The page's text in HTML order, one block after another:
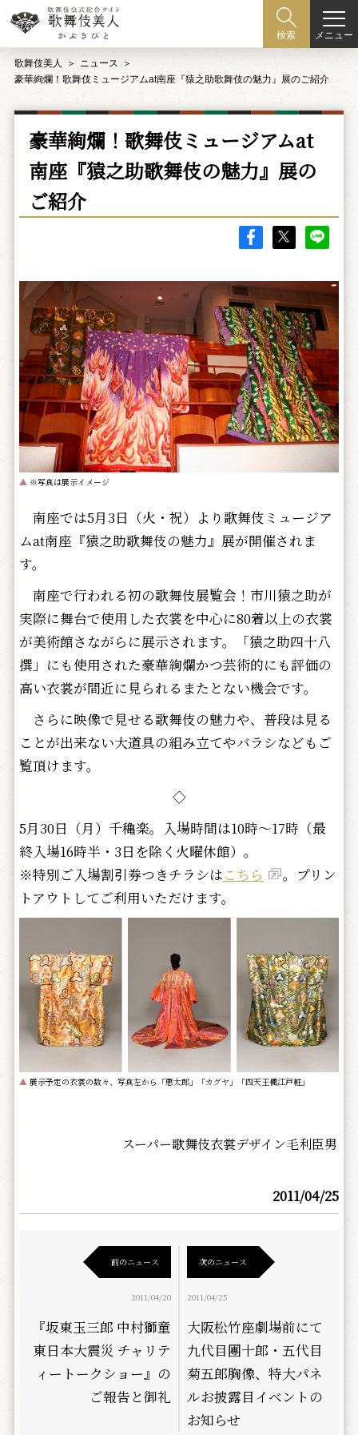
検索 メニュー
歌舞伎美人
ニュース
豪華絢爛！歌舞伎ミュージアムat南座『猿之助歌舞伎の魅力』展のご紹介
豪華絢爛！歌舞伎ミュージアムat
南座『猿之助歌舞伎の魅力』展の
ご紹介
▲ ※写真は展示イメージ
南座では5月3日（火・祝）より歌舞伎ミュージア
ムat南座『猿之助歌舞伎の魅力』展が開催されま
す。
南座で行われる初の歌舞伎展覧会！市川猿之助が
実際に舞台で使用した衣裳を中心に80着以上の衣裳
が美術館さながらに展示されます。「猿之助四十八
撰」にも使用された豪華絢爛かつ芸術的にも評価の
高い衣裳が間近に見られるまたとない機会です。
さらに映像で見せる歌舞伎の魅力や、普段は見る
ことが出来ない大道具の組み立てやバラシなどもご
覧頂けます。
◇
5月30日（月）千穐楽。入場時間は10時～17時（最
終入場16時半・3日を除く火曜休館）。
※特別ご入場割引券つきチラシはこちら
。プリン
トアウトしてご利用いただけます。
▲ 展示予定の衣裳の数々、写真左から「悪太郎」「カグヤ」「四天王楓江戸粧」
スーパー歌舞伎衣裳デザイン毛利臣男
2011/04/25
前のニュース
2011/04/20
『坂東玉三郎 中村獅童
東日本大震災 チャリテ
ィートークショー』の
ご報告と御礼
次のニュース
2011/04/25
大阪松竹座劇場前にて
九代目團十郎・五代目
菊五郎胸像、特大パネ
ルお披露目イベントの
お知らせ